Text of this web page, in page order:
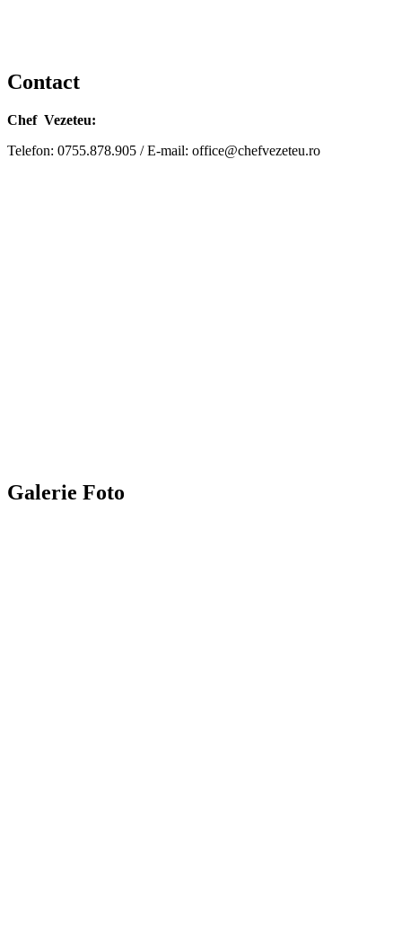
Contact
Chef Vezeteu:
Telefon: 0755.878.905 / E-mail: office@chefvezeteu.ro
Galerie Foto